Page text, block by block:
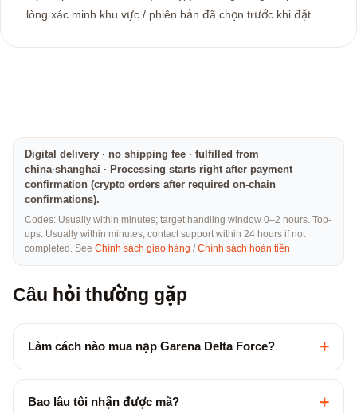
lòng xác minh khu vực / phiên bản đã chọn trước khi đặt.
Digital delivery · no shipping fee · fulfilled from
china·shanghai · Processing starts right after payment
confirmation (crypto orders after required on-chain
confirmations).
Codes: Usually within minutes; target handling window 0–2 hours. Top-
ups: Usually within minutes; contact support within 24 hours if not
completed. See Chính sách giao hàng /Chính sách hoàn tiền
Câu hỏi thường gặp
Làm cách nào mua nạp Garena Delta Force? +
Bao lâu tôi nhận được mã? +